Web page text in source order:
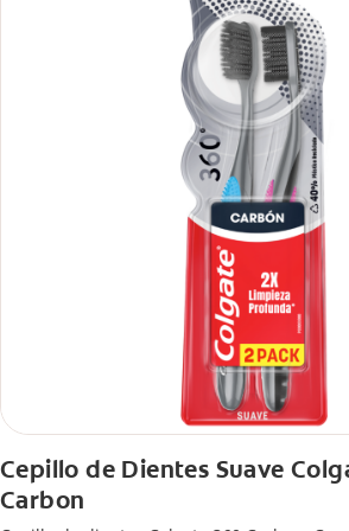
Cepillo de Dientes Suave
Carbon